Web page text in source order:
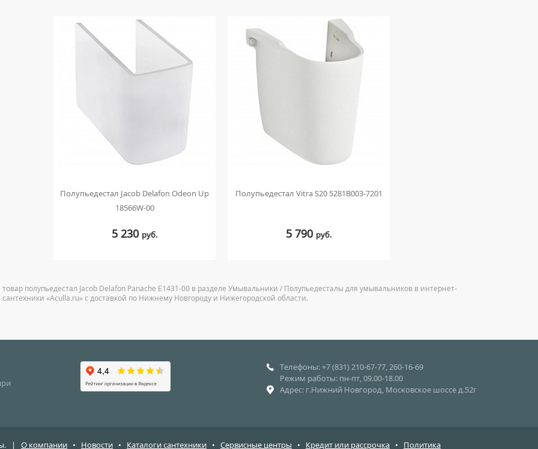
Полупьедестал Jacob Delafon Odeon Up
18566W-00
5 230 руб.
Полупьедестал Vitra S20 5281B003-7201
5 790 руб.
полупьедестал Jacob Delafon Panache E1431-00 в разделе Умывальники / Полупьедесталы для умывальников в интернет-
сантехники «Aculla.ru» с доставкой по Нижнему Новгороду и Нижегородской области.
Телефоны: +7 (831) 210-67-77, 260-16-69
Режим работы: пн-пт, 09.00-18.00
Адрес: г.Нижний Новгород, Московское шоссе д.52г
| О компании • Новости • Каталоги сантехники • Сервисные центры • Кредит или рассрочка • Политика